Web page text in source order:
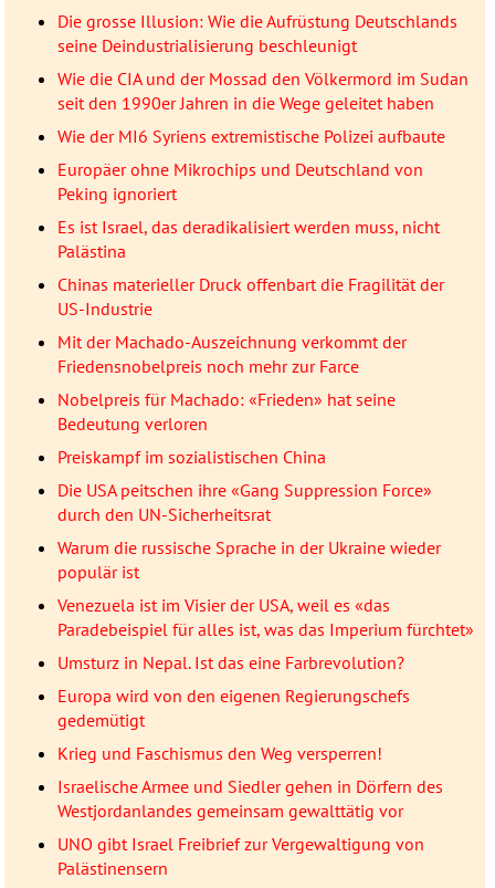
Die grosse Illusion: Wie die Aufrüstung Deutschlands
seine Deindustrialisierung beschleunigt
Wie die CIA und der Mossad den Völkermord im Sudan
seit den 1990er Jahren in die Wege geleitet haben
Wie der MI6 Syriens extremistische Polizei aufbaute
Europäer ohne Mikrochips und Deutschland von
Peking ignoriert
Es ist Israel, das deradikalisiert werden muss, nicht
Palästina
Chinas materieller Druck offenbart die Fragilität der
US-Industrie
Mit der Machado-Auszeichnung verkommt der
Friedensnobelpreis noch mehr zur Farce
Nobelpreis für Machado: «Frieden» hat seine
Bedeutung verloren
Preiskampf im sozialistischen China
Die USA peitschen ihre «Gang Suppression Force»
durch den UN-Sicherheitsrat
Warum die russische Sprache in der Ukraine wieder
populär ist
Venezuela ist im Visier der USA, weil es «das
Paradebeispiel für alles ist, was das Imperium fürchtet»
Umsturz in Nepal. Ist das eine Farbrevolution?
Europa wird von den eigenen Regierungschefs
gedemütigt
Krieg und Faschismus den Weg versperren!
Israelische Armee und Siedler gehen in Dörfern des
Westjordanlandes gemeinsam gewalttätig vor
UNO gibt Israel Freibrief zur Vergewaltigung von
Palästinensern